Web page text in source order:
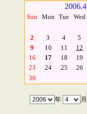
2006.4
Sun Mon Tue Wed
2
3 4 5
9
10 11 12
16
17 18 19
23
24 25 26
30
年 月